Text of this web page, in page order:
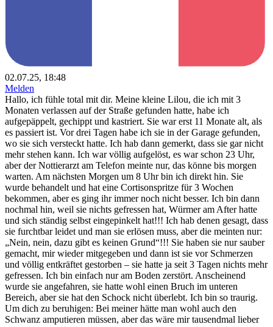
02.07.25, 18:48
Melden
Hallo, ich fühle total mit dir. Meine kleine Lilou, die ich mit 3
Monaten verlassen auf der Straße gefunden hatte, habe ich
aufgepäppelt, gechippt und kastriert. Sie war erst 11 Monate alt, als
es passiert ist. Vor drei Tagen habe ich sie in der Garage gefunden,
wo sie sich versteckt hatte. Ich hab dann gemerkt, dass sie gar nicht
mehr stehen kann. Ich war völlig aufgelöst, es war schon 23 Uhr,
aber der Nottierarzt am Telefon meinte nur, das könne bis morgen
warten. Am nächsten Morgen um 8 Uhr bin ich direkt hin. Sie
wurde behandelt und hat eine Cortisonspritze für 3 Wochen
bekommen, aber es ging ihr immer noch nicht besser. Ich bin dann
nochmal hin, weil sie nichts gefressen hat, Würmer am After hatte
und sich ständig selbst eingepinkelt hat!!! Ich hab denen gesagt, dass
sie furchtbar leidet und man sie erlösen muss, aber die meinten nur:
„Nein, nein, dazu gibt es keinen Grund“!!! Sie haben sie nur sauber
gemacht, mir wieder mitgegeben und dann ist sie vor Schmerzen
und völlig entkräftet gestorben – sie hatte ja seit 3 Tagen nichts mehr
gefressen. Ich bin einfach nur am Boden zerstört. Anscheinend
wurde sie angefahren, sie hatte wohl einen Bruch im unteren
Bereich, aber sie hat den Schock nicht überlebt. Ich bin so traurig.
Um dich zu beruhigen: Bei meiner hätte man wohl auch den
Schwanz amputieren müssen, aber das wäre mir tausendmal lieber